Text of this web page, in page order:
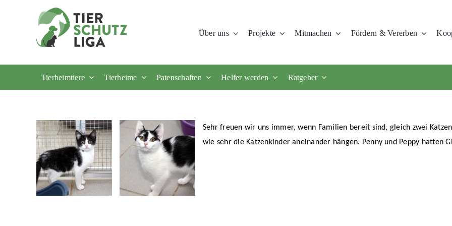
Über uns Projekte Mitmachen Fördern & Vererben
Tierheimtiere Tierheime Patenschaften Helfer werden Ratgeber
Sehr freuen wir uns immer, wenn Familien bereit sind, gleich zwei
wie sehr die Katzenkinder aneinander hängen. Penny und Peppy hatten